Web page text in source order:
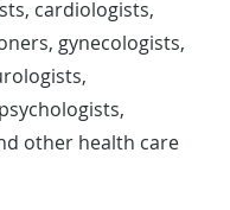
cardiologists,
gynecologists,
other health care